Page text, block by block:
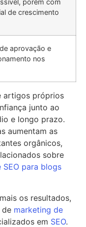
porém com
de crescimento
aprovação e
nos
artigos próprios
junto ao
e longo prazo.
aumentam as
orgânicos,
sobre
para blogs
os resultados,
de marketing de
em SEO.